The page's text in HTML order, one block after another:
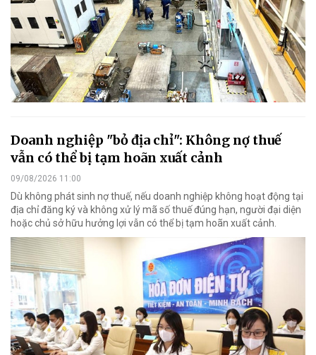
Doanh nghiệp "bỏ địa chỉ": Không nợ thuế
vẫn có thể bị tạm hoãn xuất cảnh
09/08/2026 11:00
Dù không phát sinh nợ thuế, nếu doanh nghiệp không hoạt động tại
địa chỉ đăng ký và không xử lý mã số thuế đúng hạn, người đại diện
hoặc chủ sở hữu hưởng lợi vẫn có thể bị tạm hoãn xuất cảnh.